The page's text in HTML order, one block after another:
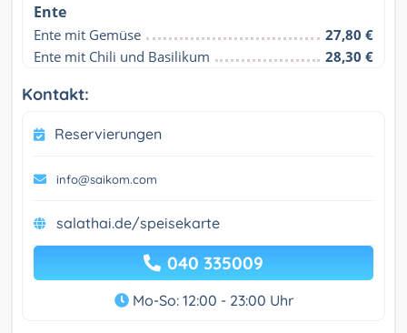
Ente
Ente mit Gemüse
27,80 €
Ente mit Chili und Basilikum
28,30 €
Kontakt:
Reservierungen
info@saikom.com
salathai.de/speisekarte
040 335009
Mo-So: 12:00 - 23:00 Uhr